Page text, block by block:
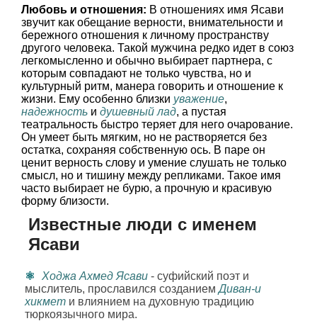
Любовь и отношения: В отношениях имя Ясави
звучит как обещание верности, внимательности и
бережного отношения к личному пространству
другого человека. Такой мужчина редко идет в союз
легкомысленно и обычно выбирает партнера, с
которым совпадают не только чувства, но и
культурный ритм, манера говорить и отношение к
жизни. Ему особенно близки уважение,
надежность и душевный лад, а пустая
театральность быстро теряет для него очарование.
Он умеет быть мягким, но не растворяется без
остатка, сохраняя собственную ось. В паре он
ценит верность слову и умение слушать не только
смысл, но и тишину между репликами. Такое имя
часто выбирает не бурю, а прочную и красивую
форму близости.
Известные люди с именем
Ясави
Ходжа Ахмед Ясави - суфийский поэт и
мыслитель, прославился созданиемДиван-и
хикмет и влиянием на духовную традицию
тюркоязычного мира.